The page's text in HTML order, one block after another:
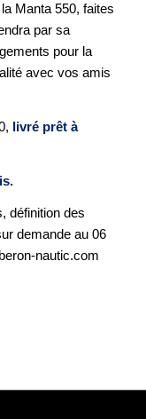
Manta 550, faites
par sa
pour la
avec vos amis
livré prêt à
définition des
demande au 06
nautic.com